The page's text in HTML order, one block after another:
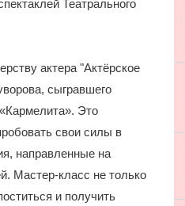
Театрального
актера "Актёрское
сыгравшего
Это
свои силы в
направленные на
Мастер-класс не только
и получить